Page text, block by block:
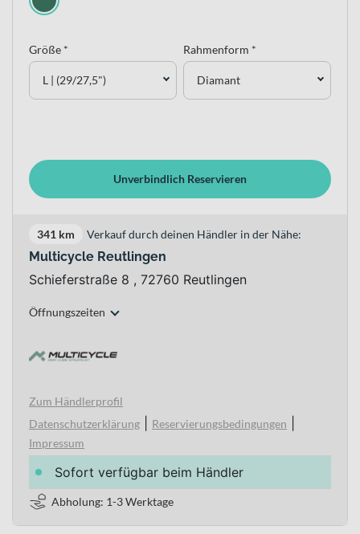
Größe *
L | (29/27,5")
Rahmenform *
Diamant
Unverbindlich Reservieren
341 km Verkauf durch deinen Händler in der Nähe:
Multicycle Reutlingen
Schieferstraße 8 , 72760 Reutlingen
Öffnungszeiten
Zum Händlerprofil
Datenschutzerklärung
Reservierungsbedingungen
Impressum
Sofort verfügbar beim Händler
Abholung: 1-3 Werktage